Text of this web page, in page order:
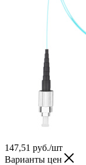
147,51 руб./шт
Варианты цен